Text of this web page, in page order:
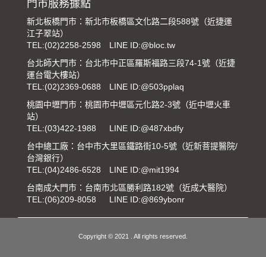
門市服務據點
新北板橋門市：新北市板橋區文化路二段588號（近捷運
江子翠站）
TEL:(02)2258-2598
LINE ID:@bloc.tw
台北師大門市：台北市中正區羅斯福路三段74-1號（近捷
運台電大樓站）
TEL:(02)2369-0688
LINE ID:@503pplaq
桃園中壢門市：桃園市中壢區元化路2-3號（近中壢火車
站）
TEL:(03)422-1988
LINE ID:@487xbdfy
台中總工廠：台中市大里區鐵路街10-5號（近新菩提醫院/
台灣銀行）
TEL:(04)2486-6528
LINE ID:@mit1994
台南成大門市：台南市北區勝利路182號（近成大醫院）
TEL:(06)209-8058 LINE ID:@869ybonr
Copyright © 2021 . All rights reserved.